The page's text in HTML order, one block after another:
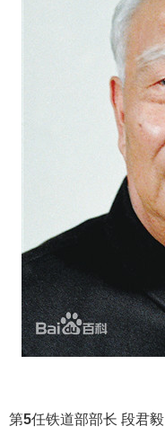
第5任铁道部部长 段君毅